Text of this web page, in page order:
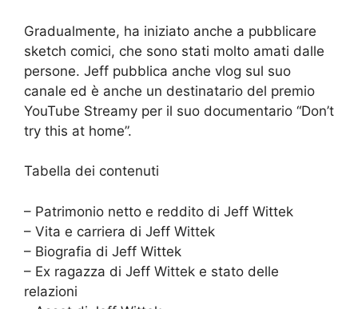
Gradualmente, ha iniziato anche a pubblicare
sketch comici, che sono stati molto amati dalle
persone. Jeff pubblica anche vlog sul suo
canale ed è anche un destinatario del premio
YouTube Streamy per il suo documentario “Don’t
try this at home”.
Tabella dei contenuti
– Patrimonio netto e reddito di Jeff Wittek
– Vita e carriera di Jeff Wittek
– Biografia di Jeff Wittek
– Ex ragazza di Jeff Wittek e stato delle
relazioni